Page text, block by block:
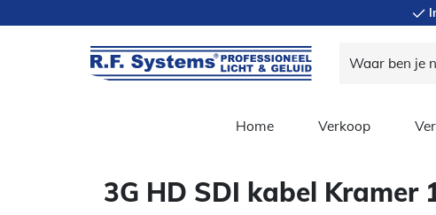
Home Verkoop
3G HD SDI kabel Kramer